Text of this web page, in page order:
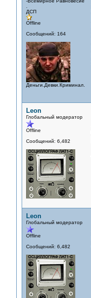
ДСП
Offline
Сообщений: 164
Деньги.Девки.Криминал.
Leon
Глобальный модератор
Offline
Сообщений: 6,482
Leon
Глобальный модератор
Offline
Сообщений: 6,482